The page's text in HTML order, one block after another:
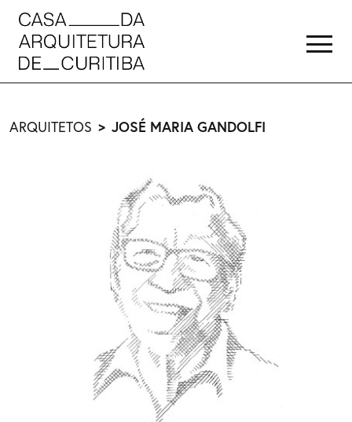
ARQUITETOS JOSÉ MARIA GANDOLFI